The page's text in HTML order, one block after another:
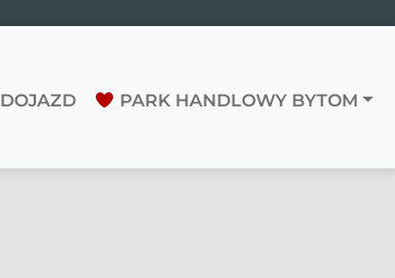
DOJAZD PARK HANDLOWY BYTOM